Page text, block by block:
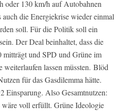
oder 130 km/h auf Autobahnen
auch die Energiekrise wieder einmal
soll. Für die Politik soll ein
Der Deal beinhaltet, dass die
und SPD und Grüne im
lassen müssten. Blöd
für das Gasdilemma hätte.
Einsparung. Also Gesamtnutzen:
voll erfüllt. Grüne Ideologie